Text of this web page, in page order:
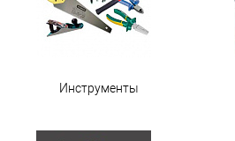
Инструменты